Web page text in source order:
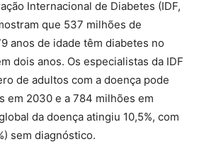
Internacional de Diabetes (IDF,
que 537 milhões de
anos de idade têm diabetes no
dois anos. Os especialistas da IDF
de adultos com a doença pode
em 2030 e a 784 milhões em
da doença atingiu 10,5%, com
sem diagnóstico.